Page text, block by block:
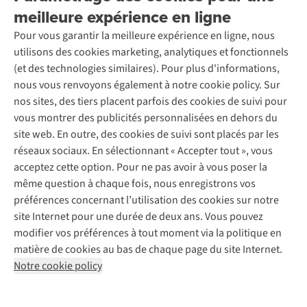
meilleure expérience en ligne
Pour vous garantir la meilleure expérience en ligne, nous
utilisons des cookies marketing, analytiques et fonctionnels
(et des technologies similaires). Pour plus d'informations,
nous vous renvoyons également à notre cookie policy. Sur
nos sites, des tiers placent parfois des cookies de suivi pour
vous montrer des publicités personnalisées en dehors du
site web. En outre, des cookies de suivi sont placés par les
réseaux sociaux. En sélectionnant « Accepter tout », vous
acceptez cette option. Pour ne pas avoir à vous poser la
même question à chaque fois, nous enregistrons vos
préférences concernant l’utilisation des cookies sur notre
site Internet pour une durée de deux ans. Vous pouvez
modifier vos préférences à tout moment via la politique en
matière de cookies au bas de chaque page du site Internet.
Notre cookie policy
Entretien & réparations
Garantie
Contactez-nous
Nos magasins
À propos d’A.S.Adventure
Déclaration d'accessibilité
Entretien de ski
Service de lavage
Entretien de chaussures
Réparation de chaussures
Réparation de vêtements
Retouches
Pour les entreprises
A.S.Magazine
Explore Camp
Gear Check
Expertise & conseils
Abonnez-vous à la newsletter
Suivez-nous
Mentions légales
Politique de confidentialité
Conditions générales
Cookie Policy
AS Adventure Luxemburg SA,